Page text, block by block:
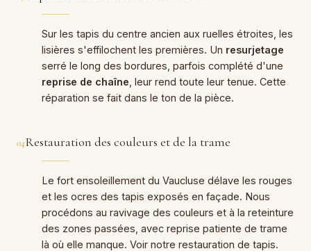
Sur les tapis du centre ancien aux ruelles étroites, les
lisières s'effilochent les premières. Un resurjetage
serré le long des bordures, parfois complété d'une
reprise de chaîne , leur rend toute leur tenue. Cette
réparation se fait dans le ton de la pièce.
04Restauration des couleurs et de la trame
Le fort ensoleillement du Vaucluse délave les rouges
et les ocres des tapis exposés en façade. Nous
procédons au ravivage des couleurs et à la reteinture
des zones passées, avec reprise patiente de trame
là où elle manque. Voir notre restauration de tapis.